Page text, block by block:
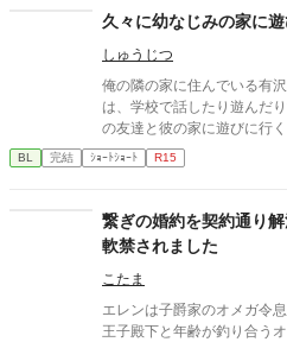
校で繰り広げられるダーク
久々に幼なじみの家に
しゅうじつ
俺の隣の家に住んでいる有
は、学校で話したり遊んだ
の友達と彼の家に遊びに行
の家を懐かしんでいる中、
幼なじみと2人きりに。 そ
BL 完結 ｼｮｰﾄｼｮｰﾄ R15
繋ぎの婚約を契約通り
軟禁されました
こたま
エレンは子爵家のオメガ令
王子殿下と年齢が釣り合う